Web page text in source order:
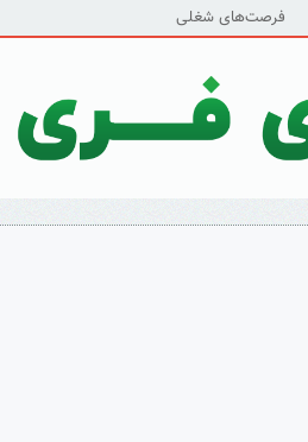
فرصت‌های شغلی